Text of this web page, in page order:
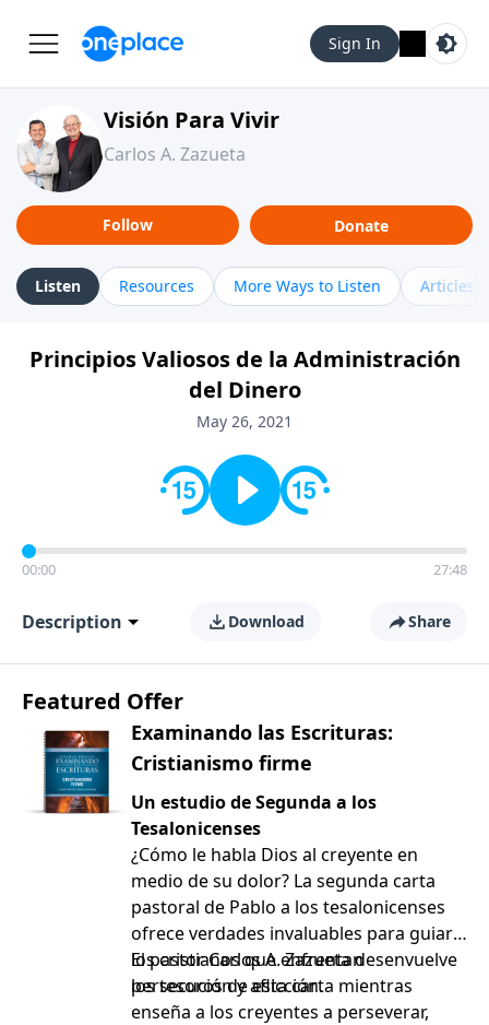
Sign In
Visión Para Vivir
Carlos A. Zazueta
Follow Donate
Listen Resources More Ways to Listen Articles
Principios Valiosos de la Administración
del Dinero
May 26, 2021
00:00 27:48
Description Download Share
Featured Offer
Examinando las Escrituras:
Cristianismo firme
Un estudio de Segunda a los
Tesalonicenses
¿Cómo le habla Dios al creyente en
medio de su dolor? La segunda carta
pastoral de Pablo a los tesalonicenses
ofrece verdades invaluables para guiar a
los cristianos que enfrentan
persecución y aflicción.
El pastor Carlos A. Zazueta desenvuelve
los tesoros de esta carta mientras
enseña a los creyentes a perseverar,